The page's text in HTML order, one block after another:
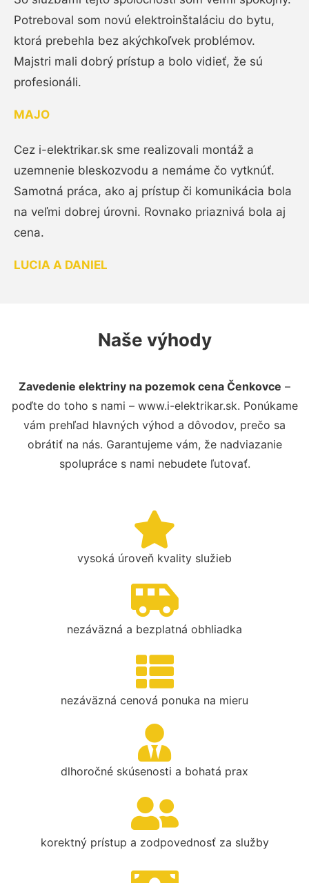
Potreboval som novú elektroinštaláciu do bytu,
ktorá prebehla bez akýchkoľvek problémov.
Majstri mali dobrý prístup a bolo vidieť, že sú
profesionáli.
MAJO
Cez i-elektrikar.sk sme realizovali montáž a
uzemnenie bleskozvodu a nemáme čo vytknúť.
Samotná práca, ako aj prístup či komunikácia bola
na veľmi dobrej úrovni. Rovnako priaznivá bola aj
cena.
LUCIA A DANIEL
Naše výhody
Zavedenie elektriny na pozemok cena Čenkovce –
poďte do toho s nami – www.i-elektrikar.sk. Ponúkame
vám prehľad hlavných výhod a dôvodov, prečo sa
obrátiť na nás. Garantujeme vám, že nadviazanie
spolupráce s nami nebudete ľutovať.
vysoká úroveň kvality služieb
nezáväzná a bezplatná obhliadka
nezáväzná cenová ponuka na mieru
dlhoročné skúsenosti a bohatá prax
korektný prístup a zodpovednosť za služby